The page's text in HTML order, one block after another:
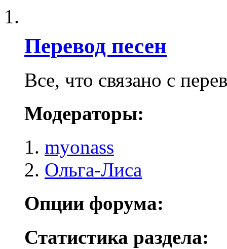
Перевод песен
Все, что связано с
Модераторы:
myonass
Ольга-Лиса
Опции форума:
Статистика раздела: